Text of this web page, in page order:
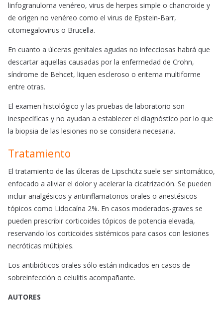
linfogranuloma venéreo, virus de herpes simple o chancroide y
de origen no venéreo como el virus de Epstein-Barr,
citomegalovirus o Brucella.
En cuanto a úlceras genitales agudas no infecciosas habrá que
descartar aquellas causadas por la enfermedad de Crohn,
síndrome de Behcet, liquen escleroso o eritema multiforme
entre otras.
El examen histológico y las pruebas de laboratorio son
inespecíficas y no ayudan a establecer el diagnóstico por lo que
la biopsia de las lesiones no se considera necesaria.
Tratamiento
El tratamiento de las úlceras de Lipschütz suele ser sintomático,
enfocado a aliviar el dolor y acelerar la cicatrización. Se pueden
incluir analgésicos y antiinflamatorios orales o anestésicos
tópicos como Lidocaína 2%. En casos moderados-graves se
pueden prescribir corticoides tópicos de potencia elevada,
reservando los corticoides sistémicos para casos con lesiones
necróticas múltiples.
Los antibióticos orales sólo están indicados en casos de
sobreinfección o celulitis acompañante.
AUTORES